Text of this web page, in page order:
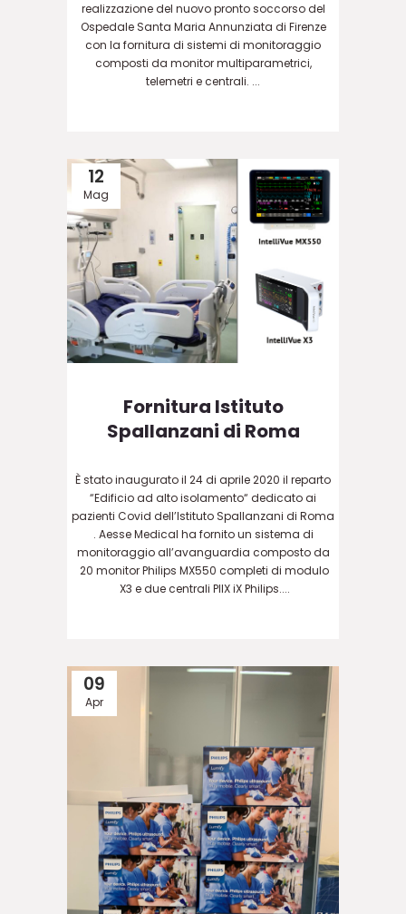
realizzazione del nuovo pronto soccorso del
Ospedale Santa Maria Annunziata di Firenze
con la fornitura di sistemi di monitoraggio
composti da monitor multiparametrici,
telemetri e centrali. ...
12
Mag
Fornitura Istituto
Spallanzani di Roma
È stato inaugurato il 24 di aprile 2020 il reparto
“Edificio ad alto isolamento“ dedicato ai
pazienti Covid dell’Istituto Spallanzani di Roma
. Aesse Medical ha fornito un sistema di
monitoraggio all’avanguardia composto da
20 monitor Philips MX550 completi di modulo
X3 e due centrali PIIX iX Philips....
09
Apr